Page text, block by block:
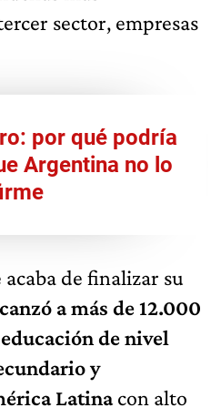
sector, empresas
por qué podría
Argentina no lo
de finalizar su
a más de 12.000
de nivel
y
Latinacon alto